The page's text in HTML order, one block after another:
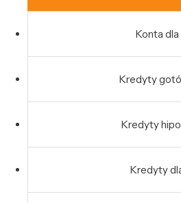
Konta
Kredyty
Kredyty
Kredyty